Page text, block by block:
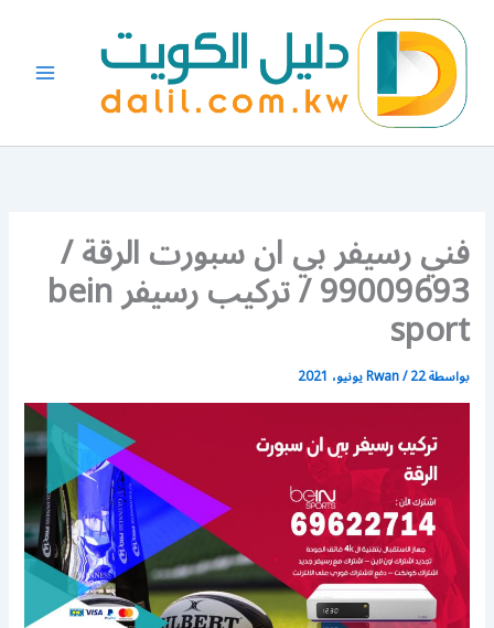
المحتوى
فني رسيفر بي ان سبورت الرقة /
99009693 / تركيب رسيفر bein
sport
بواسطة Rwan/22 يونيو، 2021